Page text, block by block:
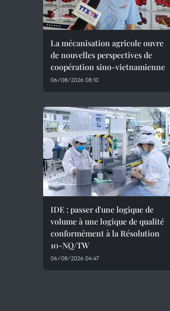
La mécanisation agricole ouvre
de nouvelles perspectives de
coopération sino-vietnamienne
06/08/2026 08:10
IDE : passer d'une logique de
volume à une logique de qualité
conformément à la Résolution
10-NQ/TW
06/08/2026 04:47